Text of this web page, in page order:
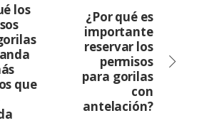
los
que
¿Por qué es
importante
reservar los
permisos
para gorilas
con
antelación?